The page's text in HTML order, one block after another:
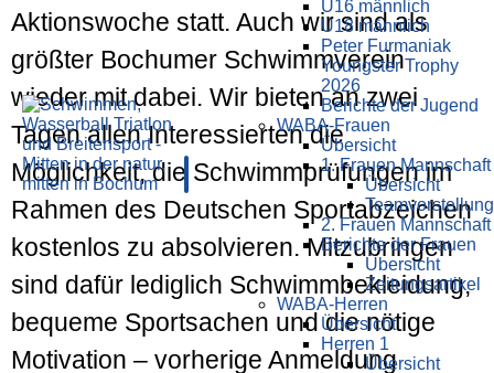
U16 männlich
U18 männlich
Peter Furmaniak
Youngster Trophy
2026
Berichte der Jugend
WABA-Frauen
Übersicht
1. Frauen Mannschaft
Übersicht
Teamvorstellung
2. Frauen Mannschaft
Berichte der Frauen
Übersicht
Zeitungsartikel
WABA-Herren
Übersicht
Herren 1
Übersicht
Aktionswoche statt. Auch wir sind als
größter Bochumer Schwimmverein
wieder mit dabei. Wir bieten an zwei
Tagen allen Interessierten die
Möglichkeit, die Schwimmprüfungen im
Rahmen des Deutschen Sportabzeichen
kostenlos zu absolvieren. Mitzubringen
sind dafür lediglich Schwimmbekleidung,
bequeme Sportsachen und die nötige
Motivation – vorherige Anmeldung